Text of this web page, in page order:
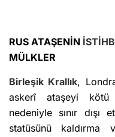
RUS ATAŞENİN
MÜLKLER
Birleşik Krallık,
askerî ataşeyi
nedeniyle sınır dışı
statüsünü kaldırma